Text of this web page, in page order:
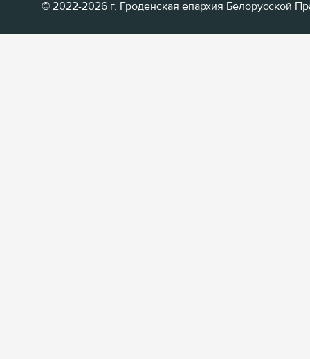
© 2022-2026 г. Гроденская епархия Белорусской